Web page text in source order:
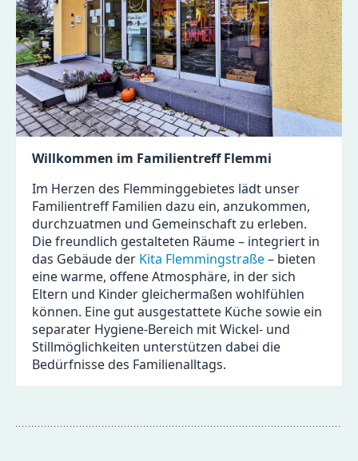
Willkommen im Familientreff Flemmi
Im Herzen des Flemminggebietes lädt unser
Familientreff Familien dazu ein, anzukommen,
durchzuatmen und Gemeinschaft zu erleben.
Die freundlich gestalteten Räume – integriert in
das Gebäude der Kita Flemmingstraße– bieten
eine warme, offene Atmosphäre, in der sich
Eltern und Kinder gleichermaßen wohlfühlen
können. Eine gut ausgestattete Küche sowie ein
separater Hygiene-Bereich mit Wickel- und
Stillmöglichkeiten unterstützen dabei die
Bedürfnisse des Familienalltags.